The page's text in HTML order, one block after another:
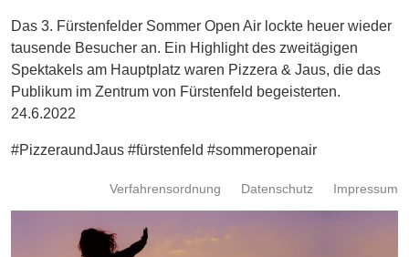
Schnöll
gfrogt
Zonen
Das 3. Fürstenfelder Sommer Open Air lockte heuer wieder
tausende Besucher an. Ein Highlight des zweitägigen
Spektakels am Hauptplatz waren Pizzera & Jaus, die das
Publikum im Zentrum von Fürstenfeld begeisterten.
24.6.2022
#PizzeraundJaus #fürstenfeld #sommeropenair
Impressum
Datenschutz
Verfahrensordnung